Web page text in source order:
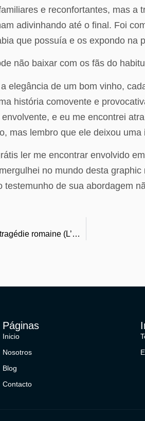
e reconfortantes, mas a
adivinhando até o final. Foi
que possuía e os expondo na
não baixar com os fãs do
elegância de um bom vinho,
história comovente e
e eu me encontrei
mas lembro que ele deixou uma
ler me encontrar envolvido
no mundo desta
de sua abordagem
Les monstres de Sénèque: Pour une dramaturgie de la tragédie romaine (L’Antiquité au présent) | [E-Book, EPUB]
Páginas
Inicio
Nosotros
Blog
Contacto